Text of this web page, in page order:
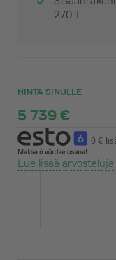
270 L
HINTA SINULLE
5 739 €
0 €
Lue lisää arvosteluja